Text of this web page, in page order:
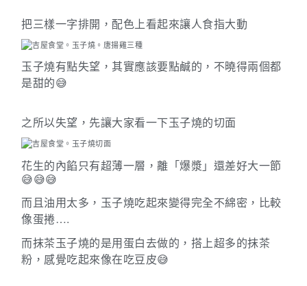
把三樣一字排開，配色上看起來讓人食指大動
玉子燒有點失望，其實應該要點鹹的，不曉得兩個都
是甜的😅
之所以失望，先讓大家看一下玉子燒的切面
花生的內餡只有超薄一層，離「爆漿」還差好大一節
😅😅😅
而且油用太多，玉子燒吃起來變得完全不綿密，比較
像蛋捲….
而抹茶玉子燒的是用蛋白去做的，搭上超多的抹茶
粉，感覺吃起來像在吃豆皮😅